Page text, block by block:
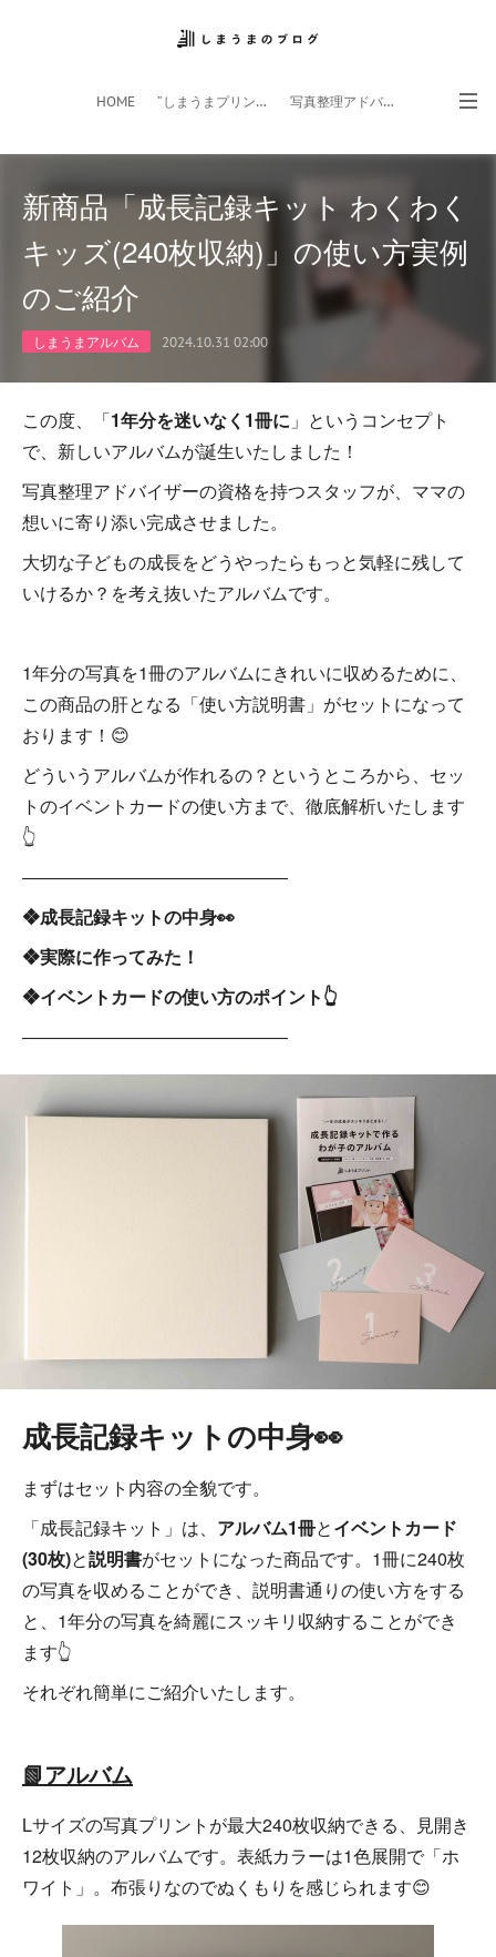
HOME ”しまうまプリント”サイト 写真整理アドバイザー
新商品「成長記録キット わくわく
キッズ(240枚収納)」の使い方実例
のご紹介
しまうまアルバム 2024.10.31 02:00
この度、「1年分を迷いなく1冊に 」というコンセプト
で、新しいアルバムが誕生いたしました！
写真整理アドバイザーの資格を持つスタッフが、ママの
想いに寄り添い完成させました。
大切な子どもの成長をどうやったらもっと気軽に残して
いけるか？を考え抜いたアルバムです。
1年分の写真を1冊のアルバムにきれいに収めるために、
この商品の肝となる「使い方説明書」がセットになって
おります！😊
どういうアルバムが作れるの？というところから、セッ
トのイベントカードの使い方まで、徹底解析いたします
👆
―――――――――――――――
❖成長記録キットの中身👀
❖実際に作ってみた！
❖イベントカードの使い方のポイント👆
―――――――――――――――
成長記録キットの中身👀
まずはセット内容の全貌です。
「成長記録キット」は、 アルバム1冊とイベントカード
(30枚)と説明書がセットになった商品です。1冊に240枚
の写真を収めることができ、説明書通りの使い方をする
と、1年分の写真を綺麗にスッキリ収納することができ
ます👆
それぞれ簡単にご紹介いたします。
📗アルバム
Lサイズの写真プリントが最大240枚収納できる、見開き
12枚収納のアルバムです。表紙カラーは1色展開で「ホ
ワイト」。布張りなのでぬくもりを感じられます😊